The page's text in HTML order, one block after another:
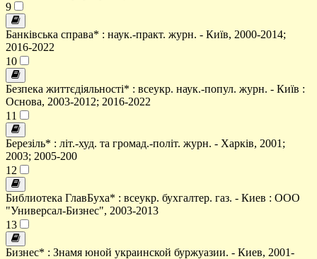
9
Банківська справа* : наук.-практ. журн. - Київ, 2000-2014;
2016-2022
10
Безпека життєдіяльності* : всеукр. наук.-попул. журн. - Київ :
Основа, 2003-2012; 2016-2022
11
Березіль* : літ.-худ. та громад.-політ. журн. - Харків, 2001;
2003; 2005-200
12
Библиотека ГлавБуха* : всеукр. бухгалтер. газ. - Киев : ООО
"Универсал-Бизнес", 2003-2013
13
Бизнес* : Знамя юной украинской буржуазии. - Киев, 2001-